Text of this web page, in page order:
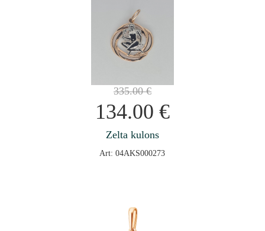
335.00€
134.00 €
Zelta kulons
Art: 04AKS000273